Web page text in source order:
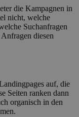
die Kampagnen in
nicht, welche
Suchanfragen
diesen
auf, die
Seiten ranken dann
organisch in den